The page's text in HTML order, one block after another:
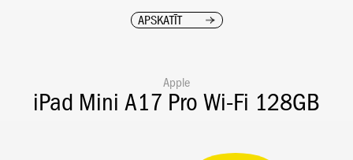
APSKATĪT
Apple
iPad Mini A17 Pro Wi-Fi 128GB